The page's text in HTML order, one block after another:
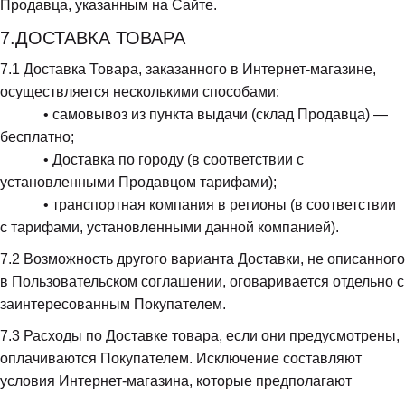
Продавца, указанным на Сайте.
7.ДОСТАВКА ТОВАРА
7.1 Доставка Товара, заказанного в Интернет-магазине,
осуществляется несколькими способами:
бесплатно;
установленными Продавцом тарифами);
с тарифами, установленными данной компанией).
7.2 Возможность другого варианта Доставки, не описанного
в Пользовательском соглашении, оговаривается отдельно с
заинтересованным Покупателем.
7.3 Расходы по Доставке товара, если они предусмотрены,
оплачиваются Покупателем. Исключение составляют
условия Интернет-магазина, которые предполагают